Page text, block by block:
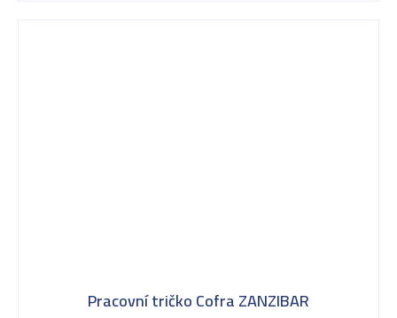
Pracovní tričko Cofra ZANZIBAR